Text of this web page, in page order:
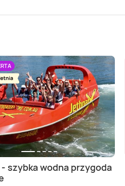
szybka wodna przygoda